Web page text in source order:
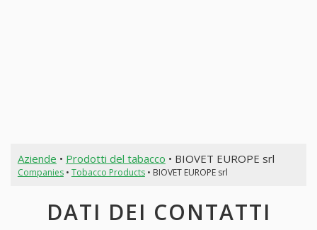
Aziende • Prodotti del tabacco • BIOVET EUROPE srl
Companies• Tobacco Products• BIOVET EUROPE srl
DATI DEI CONTATTI